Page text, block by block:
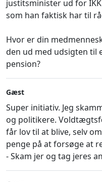
justitsminister ud for
som han faktisk har til
Hvor er din
den ud med udsigten til
pension?
Gæst
Super initiativ. Jeg
og politikere.
får lov til at blive, selv
penge på at forsøge at
- Skam jer og tag jeres